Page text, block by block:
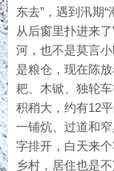
东去”，遇到汛期
从后窗里扑进来
河，也不是莫言
是粮仓，现在陈
耙、木锨、独轮
积稍大，约有12
一铺炕、过道和
字排开，白天来
乡村，居住也是